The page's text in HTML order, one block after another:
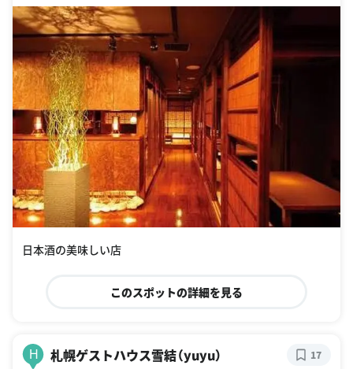
日本酒の美味しい店
このスポットの詳細を見る
H 札幌ゲストハウス雪結（yuyu） 17